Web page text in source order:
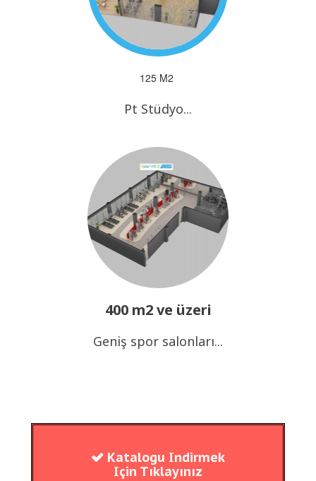
125 M2
Pt Stüdyo...
400 m2 ve üzeri
Geniş spor salonları...
Katalogu Indirmek
Için Tıklayınız